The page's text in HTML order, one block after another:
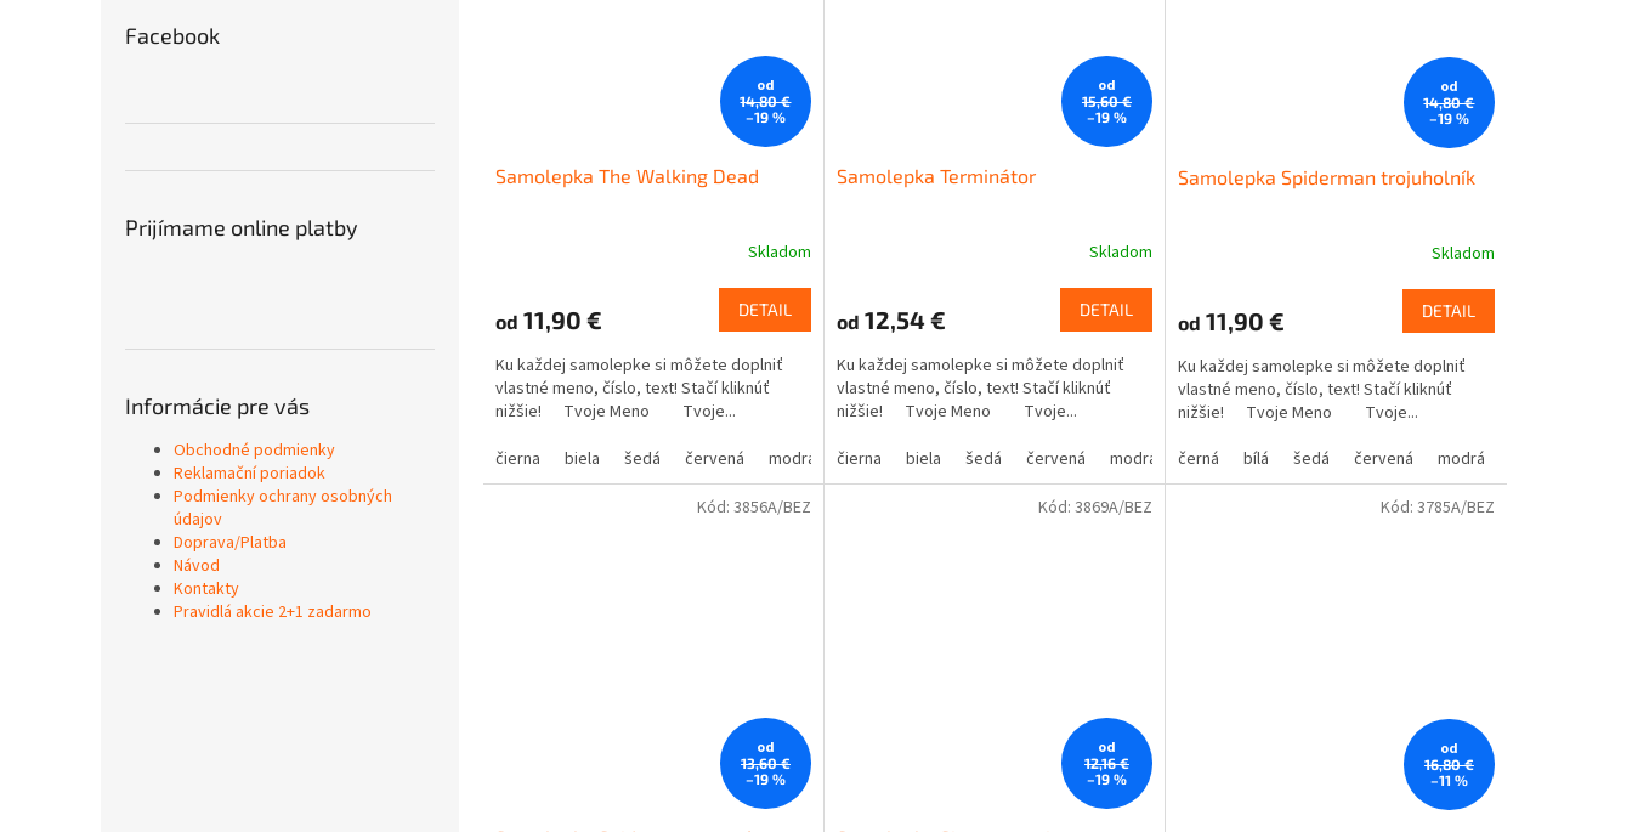
Facebook
Prijímame online platby
Informácie pre vás
Obchodné podmienky
Reklamační poriadok
Podmienky ochrany osobných
údajov
Doprava/Platba
Návod
Kontakty
Pravidlá akcie 2+1 zadarmo
od
14,80 €
–19 %
Samolepka The Walking Dead
Skladom
od 11,90 € DETAIL
Ku každej samolepke si môžete doplniť
vlastné meno, číslo, text! Stačí kliknúť
nižšie! Tvoje Meno Tvoje...
čierna
biela šedá červená modrá žltá zelená ružová fialová oranžová hnedá béžová
od
15,60 €
–19 %
Samolepka Terminátor
Skladom
od 12,54 € DETAIL
Ku každej samolepke si môžete doplniť
vlastné meno, číslo, text! Stačí kliknúť
nižšie! Tvoje Meno Tvoje...
čierna
biela šedá červená modrá žltá zelená ružová fialová oranžová
od
14,80 €
–19 %
Samolepka Spiderman trojuholník
Skladom
od 11,90 € DETAIL
Ku každej samolepke si môžete doplniť
vlastné meno, číslo, text! Stačí kliknúť
nižšie! Tvoje Meno Tvoje...
černá
bílá šedá červená modrá
od
13,60 €
–19 %
Kód: 3856A/BEZ
od
12,16 €
–19 %
Kód: 3869A/BEZ
od
16,80 €
–11 %
Kód: 3785A/BEZ